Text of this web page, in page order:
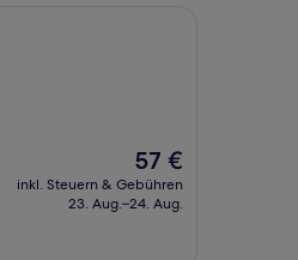
Der
Preis
beträgt
57 €
inkl. Steuern & Gebühren
23. Aug.–24. Aug.